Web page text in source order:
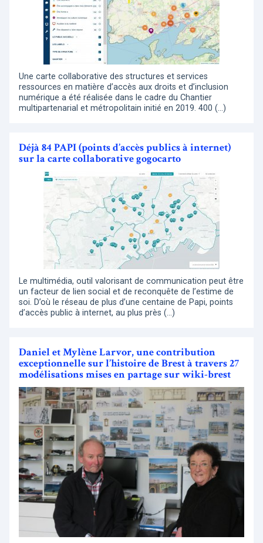
Une carte collaborative des structures et services
ressources en matière d’accès aux droits et d’inclusion
numérique a été réalisée dans le cadre du Chantier
multipartenarial et métropolitain initié en 2019. 400 (…)
Déjà 84 PAPI (points d’accès publics à internet)
sur la carte collaborative gogocarto
Le multimédia, outil valorisant de communication peut être
un facteur de lien social et de reconquête de l’estime de
soi. D’où le réseau de plus d’une centaine de Papi, points
d’accès public à internet, au plus près (…)
Daniel et Mylène Larvor, une contribution
exceptionnelle sur l’histoire de Brest à travers 27
modélisations mises en partage sur wiki-brest